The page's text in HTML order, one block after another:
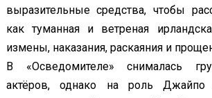
выразительные средства, чтобы
как туманная и ветреная
измены, наказания, раскаяния и
В «Осведомителе» снималась
актёров, однако на роль